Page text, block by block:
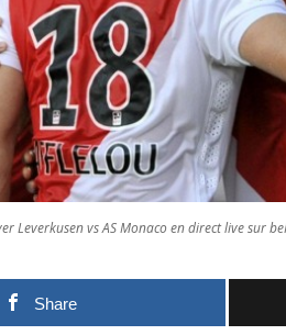
Leverkusen vs AS Monaco en direct live sur
Share